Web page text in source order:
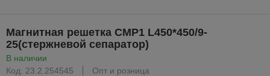
Магнитная решетка СМР1 L450*450/9-
25(стержневой сепаратор)
В наличии
Код: 23.2.254545
Опт и розница